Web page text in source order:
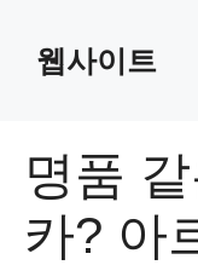
content웹사이트
명품
카? 아